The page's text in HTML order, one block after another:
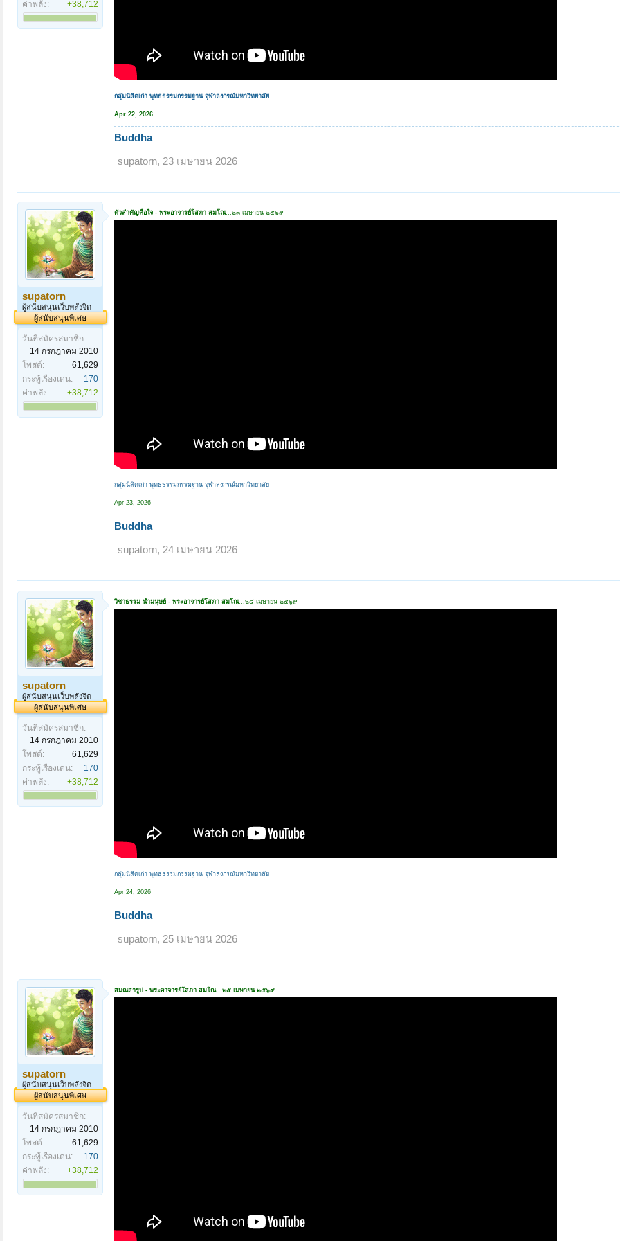
ค่าพลัง:
+38,712
กลุ่มนิสิตเก่า พุทธธรรมกรรมฐาน จุฬาลงกรณ์มหาวิทยาลัย
Apr 22, 2026
Buddha
supatorn, 23 เมษายน 2026
supatorn
ผู้สนับสนุนเว็บพลังจิต
ผู้สนับสนุนพิเศษ
วันที่สมัครสมาชิก:
14 กรกฎาคม 2010
โพสต์:
61,629
กระทู้เรื่องเด่น:
170
ค่าพลัง:
+38,712
ตัวสำคัญคือใจ - พระอาจารย์โสภา สมโณ...๒๓ เมษายน ๒๕๖๙
กลุ่มนิสิตเก่า พุทธธรรมกรรมฐาน จุฬาลงกรณ์มหาวิทยาลัย
Apr 23, 2026
Buddha
supatorn, 24 เมษายน 2026
supatorn
ผู้สนับสนุนเว็บพลังจิต
ผู้สนับสนุนพิเศษ
วันที่สมัครสมาชิก:
14 กรกฎาคม 2010
โพสต์:
61,629
กระทู้เรื่องเด่น:
170
ค่าพลัง:
+38,712
วิชาธรรม นำมนุษย์ - พระอาจารย์โสภา สมโณ...๒๔ เมษายน ๒๕๖๙
กลุ่มนิสิตเก่า พุทธธรรมกรรมฐาน จุฬาลงกรณ์มหาวิทยาลัย
Apr 24, 2026
Buddha
supatorn, 25 เมษายน 2026
supatorn
ผู้สนับสนุนเว็บพลังจิต
ผู้สนับสนุนพิเศษ
วันที่สมัครสมาชิก:
14 กรกฎาคม 2010
โพสต์:
61,629
กระทู้เรื่องเด่น:
170
ค่าพลัง:
+38,712
สมณสารูป - พระอาจารย์โสภา สมโณ...๒๕ เมษายน ๒๕๖๙